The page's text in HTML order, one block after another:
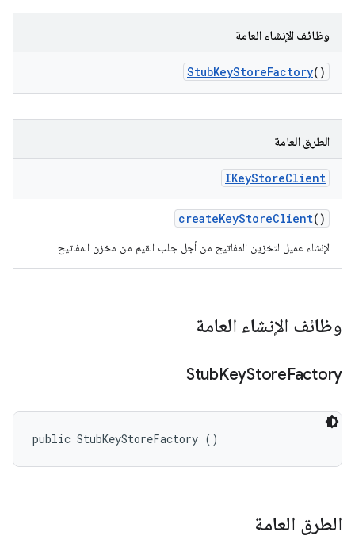
وظائف الإنشاء العامة
StubKeyStoreFactory()
الطرق العامة
IKeyStoreClient
createKeyStoreClient()
لإنشاء عميل لتخزين المفاتيح من أجل جلب القيم من مخزن المفاتيح
وظائف الإنشاء العامة
StubKeyStoreFactory
public StubKeyStoreFactory ()
الطرق العامة